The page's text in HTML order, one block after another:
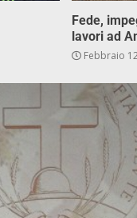
Fede,
lavori ad
Febbraio